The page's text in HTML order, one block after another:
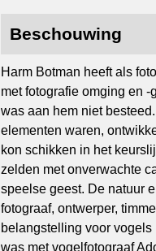
Beschouwing
Harm Botman heeft als
met fotografie omging en
was aan hem niet
elementen waren,
kon schikken in het
zelden met onverwachte
speelse geest. De natuur
fotograaf, ontwerper,
belangstelling voor vogels
was met vogelfotograaf